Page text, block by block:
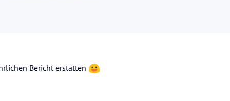
Bericht erstatten